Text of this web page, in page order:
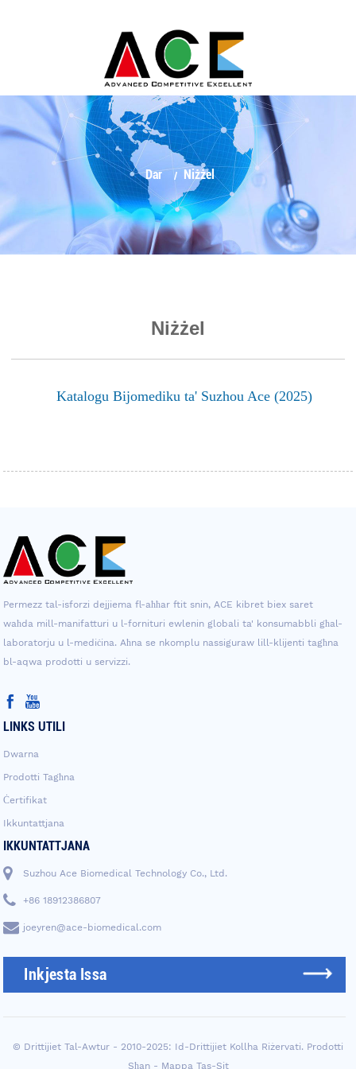
Dar Niżżel
Niżżel
Katalogu Bijomediku ta' Suzhou Ace (2025)
Permezz tal-isforzi dejjiema fl-aħħar ftit snin, ACE kibret biex saret
waħda mill-manifatturi u l-fornituri ewlenin globali ta' konsumabbli għal-
laboratorju u l-mediċina. Aħna se nkomplu nassiguraw lill-klijenti tagħna
bl-aqwa prodotti u servizzi.
LINKS UTILI
Dwarna
Prodotti Tagħna
Ċertifikat
Ikkuntattjana
IKKUNTATTJANA
Suzhou Ace Biomedical Technology Co., Ltd.
+86 18912386807
joeyren@ace-biomedical.com
Inkjesta Issa
© Drittijiet Tal-Awtur - 2010-2025: Id-Drittijiet Kollha Riżervati. Prodotti
Sħan- Mappa Tas-Sit